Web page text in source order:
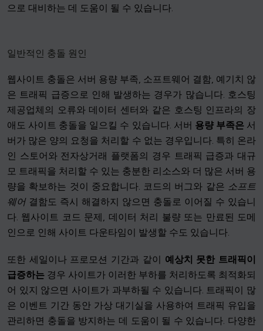
으로 대비하는 데 도움이 될 수 있습니다.
일반적인 충돌 원인
웹사이트 충돌은 서버 용량 부족, 소프트웨어 결함, 예기치 않
은 트래픽 급증으로 인해 발생하는 경우가 많습니다. 호스팅
제공업체의 오류와 데이터 센터와 같은 호스팅 인프라의 장
애도 사이트 충돌을 일으킬 수 있습니다. 서버 용량 부족은서
버가 많은 양의 요청을 처리할 수 없는 경우입니다. 특히 온라
인 스토어와 전자상거래 플랫폼의 경우 트래픽 급증과 대규
모 트래픽을 처리할 수 있는 충분한 리소스와 더 많은 서버 용
량을 확보하는 것이 중요합니다. 코드의 버그와 같은 소프트
웨어결함도 즉시 해결하지 않으면 충돌로 이어질 수 있습니
다. 웹사이트 코드 문제, 데이터 처리 불량 또는 만료된 도메
인으로 인해 사이트 다운타임이 발생할 수도 있습니다.
또한 세일이나 프로모션 기간과 같이 예상치 못한 트래픽이
급증하는 경우 사이트가 이러한 부하를 처리하도록 최적화되
어 있지 않으면 사이트가 과부하될 수 있습니다. 트래픽이 많
은 이벤트 기간 동안 가상 대기실을 사용하여 트래픽 유입을
관리하면 충돌을 방지하는 데 도움이 될 수 있습니다. 다양한